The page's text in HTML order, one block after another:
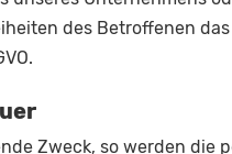
des Betroffenen
Zweck, so werden die